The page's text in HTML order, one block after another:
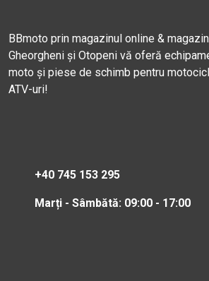
BBmoto prin magazinul online &
Gheorgheni și Otopeni vă oferă
moto și piese de schimb pentru
ATV-uri!
+40 745 153 295
Marți - Sâmbătă: 09:00 - 17:00